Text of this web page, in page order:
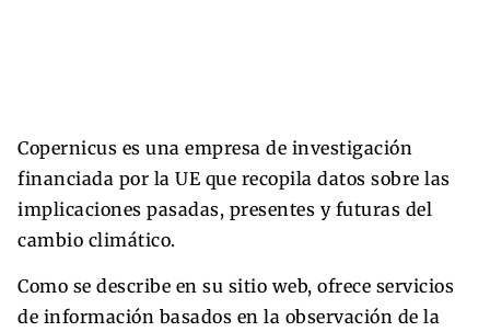
Copernicus es una empresa de investigación
financiada por la UE que recopila datos sobre las
implicaciones pasadas, presentes y futuras del
cambio climático.
Como se describe en su sitio web, ofrece servicios
de información basados en la observación de la